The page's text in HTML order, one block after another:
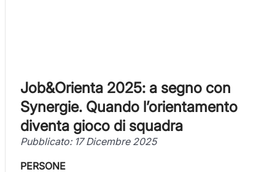
Job&Orienta 2025: a segno con
Synergie. Quando l’orientamento
diventa gioco di squadra
Pubblicato: 17 Dicembre 2025
PERSONE